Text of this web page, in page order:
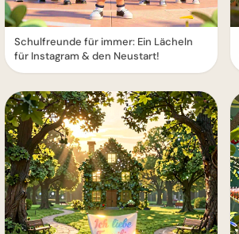
Schulfreunde für immer: Ein Lächeln
für Instagram & den Neustart!